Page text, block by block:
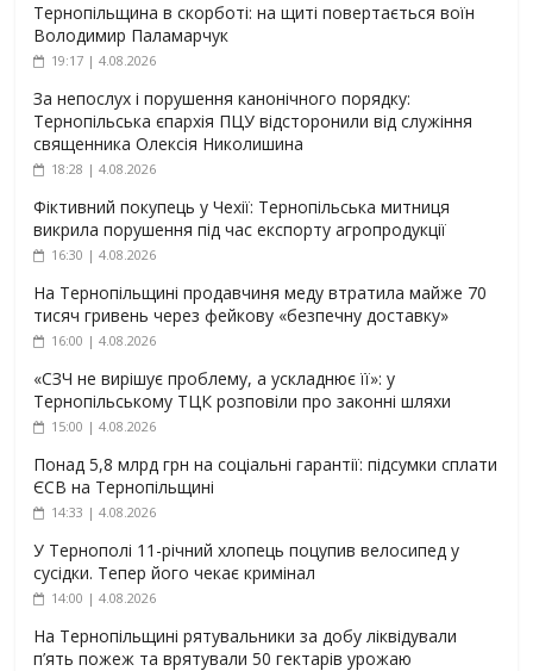
Тернопільщина в скорботі: на щиті повертається воїн
Володимир Паламарчук
19:17 | 4.08.2026
За непослух і порушення канонічного порядку:
Тернопільська єпархія ПЦУ відсторонили від служіння
священника Олексія Николишина
18:28 | 4.08.2026
Фіктивний покупець у Чехії: Тернопільська митниця
викрила порушення під час експорту агропродукції
16:30 | 4.08.2026
На Тернопільщині продавчиня меду втратила майже 70
тисяч гривень через фейкову «безпечну доставку»
16:00 | 4.08.2026
«СЗЧ не вирішує проблему, а ускладнює її»: у
Тернопільському ТЦК розповіли про законні шляхи
15:00 | 4.08.2026
Понад 5,8 млрд грн на соціальні гарантії: підсумки сплати
ЄСВ на Тернопільщині
14:33 | 4.08.2026
У Тернополі 11-річний хлопець поцупив велосипед у
сусідки. Тепер його чекає кримінал
14:00 | 4.08.2026
На Тернопільщині рятувальники за добу ліквідували
п’ять пожеж та врятували 50 гектарів урожаю